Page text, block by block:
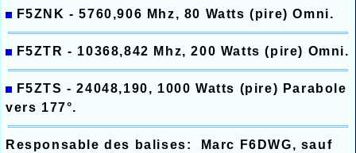
F5ZNK - 5760,906 Mhz, 80 Watts (pire) Omni.
F5ZTR - 10368,842 Mhz, 200 Watts (pire) Omni.
F5ZTS - 24048,190, 1000 Watts (pire) Parabole
vers 177°.
Responsable des balises: Marc F6DWG, sauf